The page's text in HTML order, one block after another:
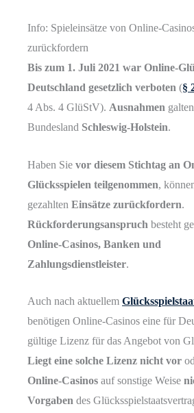
Info: Spieleinsätze von Online-
zurückfordern
Bis zum 1. Juli 2021 war Online-
Deutschland gesetzlich verboten (§
4 Abs. 4 GlüStV). Ausnahmen
Bundesland Schleswig-Holstein.
Haben Sie vor diesem Stichtag an
Glücksspielen teilgenommen,
gezahlten Einsätze zurückfordern.
Rückforderungsanspruch besteht
Online-Casinos, Banken und
Zahlungsdienstleister.
Auch nach aktuellem
benötigen Online-Casinos eine für
gültige Lizenz für das Angebot von
Liegt eine solche Lizenz nicht vor
Online-Casinos auf sonstige Weise
Vorgaben des